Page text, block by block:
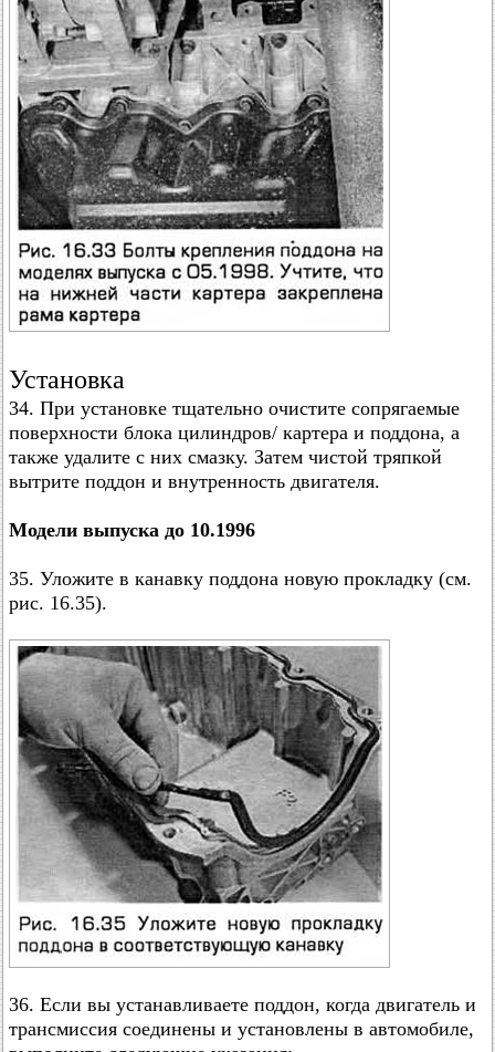
Установка
34. При установке тщательно очистите сопрягаемые
поверхности блока цилиндров/ картера и поддона, а
также удалите с них смазку. Затем чистой тряпкой
вытрите поддон и внутренность двигателя.
Модели выпуска до 10.1996
35. Уложите в канавку поддона новую прокладку (см.
рис. 16.35).
36. Если вы устанавливаете поддон, когда двигатель и
трансмиссия соединены и установлены в автомобиле,